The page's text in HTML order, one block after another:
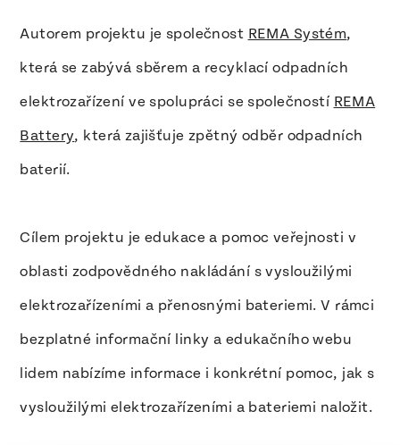
Autorem projektu je společnost REMA Systém,
která se zabývá sběrem a recyklací odpadních
elektrozařízení ve spolupráci se společností REMA
Battery, která zajišťuje zpětný odběr odpadních
baterií.
Cílem projektu je edukace a pomoc veřejnosti v
oblasti zodpovědného nakládání s vysloužilými
elektrozařízeními a přenosnými bateriemi. V rámci
bezplatné informační linky a edukačního webu
lidem nabízíme informace i konkrétní pomoc, jak s
vysloužilými elektrozařízeními a bateriemi naložit.